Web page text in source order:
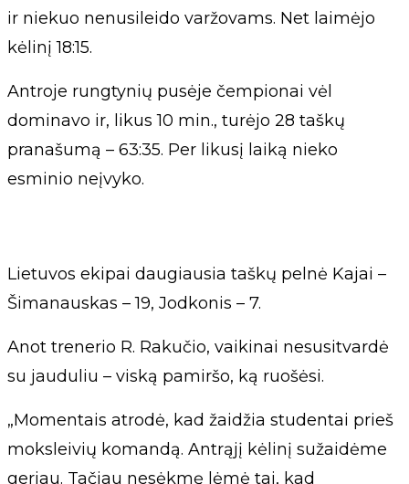
ir niekuo nenusileido varžovams. Net laimėjo
kėlinį 18:15.
Antroje rungtynių pusėje čempionai vėl
dominavo ir, likus 10 min., turėjo 28 taškų
pranašumą – 63:35. Per likusį laiką nieko
esminio neįvyko.
Lietuvos ekipai daugiausia taškų pelnė Kajai –
Šimanauskas – 19, Jodkonis – 7.
Anot trenerio R. Rakučio, vaikinai nesusitvardė
su jauduliu – viską pamiršo, ką ruošėsi.
„Momentais atrodė, kad žaidžia studentai prieš
moksleivių komandą. Antrąjį kėlinį sužaidėme
geriau. Tačiau nesėkmę lėmė tai, kad